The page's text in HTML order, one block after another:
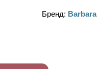
Бренд: Barbara